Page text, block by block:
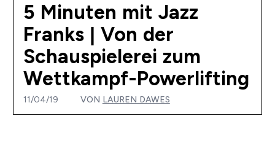
5 Minuten mit Jazz
Franks | Von der
Schauspielerei zum
Wettkampf-Powerlifting
11/04/19 VON LAUREN DAWES